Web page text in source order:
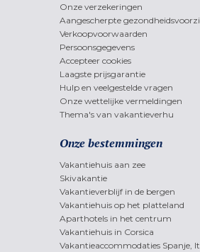
Onze verzekeringen
Aangescherpte
Verkoopvoorwaarden
Persoonsgegevens
Accepteer cookies
Laagste prijsgarantie
Hulp en veelgestelde vragen
Onze wettelijke vermeldingen
Thema's van vakantieverhu
Onze bestemmingen
Vakantiehuis aan zee
Skivakantie
Vakantieverblijf in de bergen
Vakantiehuis op het platteland
Aparthotels in het centrum
Vakantiehuis in Corsica
Vakantieaccommodaties Spanje,